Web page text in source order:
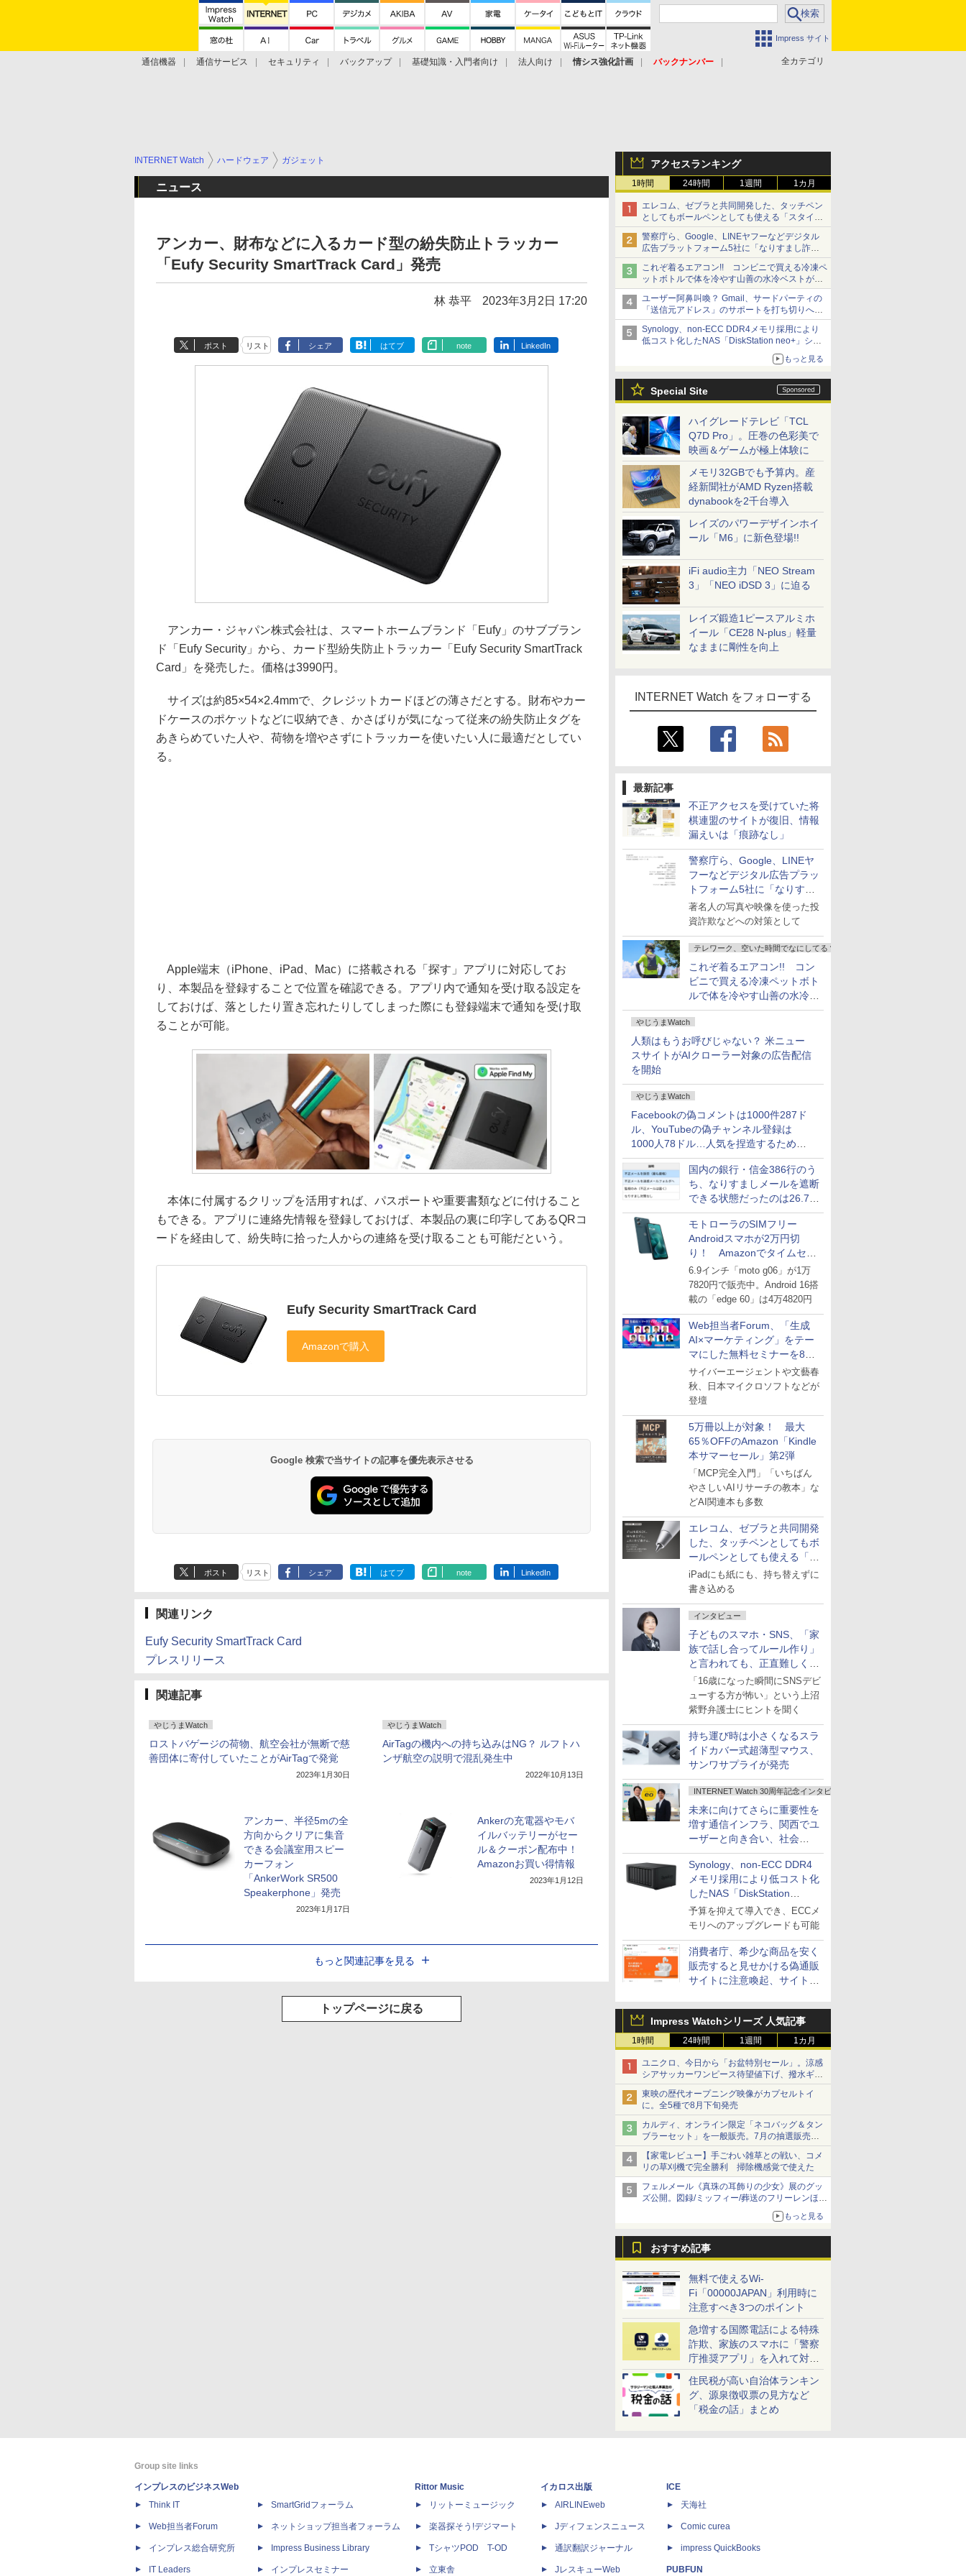
Impress サイト
全カテゴリ
通信機器 通信サービス セキュリティ バックアップ 基礎知識・入門者向け 法人向け 情シス強化計画
バックナンバー
アクセスランキング
1時間 24時間 1週間 1カ月
エレコム、ゼブラと共同開発した、タッチペン
としてもボールペンとしても使える「スタイラ
スツーウェイ」発売 iPadにも紙にも、持ち替
えずに書き込める
警察庁ら、Google、LINEヤフーなどデジタル
広告プラットフォーム5社に「なりすまし詐欺
広告」対策強化を要請 著名人の写真や映像を
使った投資詐欺などへの対策として
これぞ着るエアコン!! コンビニで買える冷凍ペ
ットボトルで体を冷やす山善の水冷ベストがロ
ードバイクにちょうどいい【ぼっち・ざ・ろー
ど！その14】【空いた時間でなにしてる？】
ユーザー阿鼻叫喚？ Gmail、サードパーティの
「送信元アドレス」のサポートを打ち切りへ
【やじうまWatch】
Synology、non-ECC DDR4メモリ採用により
低コスト化したNAS「DiskStation neo+」シリ
ーズ 予算を抑えて導入でき、ECCメモリへの
もっと見る
Special Site
ハイグレードテレビ「TCL
Q7D Pro」。圧巻の色彩美で
映画＆ゲームが極上体験に
メモリ32GBでも予算内。産
経新聞社がAMD Ryzen搭載
dynabookを2千台導入
レイズのパワーデザインホイ
ール「M6」に新色登場!!
iFi audio主力「NEO Stream
3」「NEO iDSD 3」に迫る
レイズ鍛造1ピースアルミホ
イール「CE28 N-plus」軽量
なままに剛性を向上
INTERNET Watch をフォローする
最新記事
不正アクセスを受けていた将
棋連盟のサイトが復旧、情報
漏えいは「痕跡なし」
警察庁ら、Google、LINEヤ
フーなどデジタル広告プラッ
トフォーム5社に「なりすま
し詐欺広告」対策強化を要請
著名人の写真や映像を使った投
資詐欺などへの対策として
テレワーク、空いた時間でなにしてる？
これぞ着るエアコン!! コン
ビニで買える冷凍ペットボト
ルで体を冷やす山善の水冷ベ
ストがロードバイクにちょう
どいい【ぼっち・ざ・ろー
ど！その14】
やじうまWatch
人類はもうお呼びじゃない？ 米ニュー
スサイトがAIクローラー対象の広告配信
を開始
やじうまWatch
Facebookの偽コメントは1000件287ド
ル、YouTubeの偽チャンネル登録は
1000人78ドル…人気を捏造するための
価格リストが公開中
国内の銀行・信金386行のう
ち、なりすましメールを遮断
できる状態だったのは26.7％
にとどまる～GMOブランド
セキュリティ調査
モトローラのSIMフリー
Androidスマホが2万円切
り！ Amazonでタイムセー
ル
6.9インチ「moto g06」が1万
7820円で販売中。Android 16搭
載の「edge 60」は4万4820円
Web担当者Forum、「生成
AI×マーケティング」をテー
マにした無料セミナーを8月
27日にオンライン開催
サイバーエージェントや文藝春
秋、日本マイクロソフトなどが
登壇
5万冊以上が対象！ 最大
65％OFFのAmazon「Kindle
本サマーセール」第2弾
「MCP完全入門」「いちばん
やさしいAIリサーチの教本」な
どAI関連本も多数
エレコム、ゼブラと共同開発
した、タッチペンとしてもボ
ールペンとしても使える「ス
タイラスツーウェイ」発売
iPadにも紙にも、持ち替えずに
書き込める
インタビュー
子どものスマホ・SNS、「家
族で話し合ってルール作り」
と言われても、正直難しくな
いですか？
「16歳になった瞬間にSNSデビ
ューする方が怖い」という上沼
紫野弁護士にヒントを聞く
持ち運び時は小さくなるスラ
イドカバー式超薄型マウス、
サンワサプライが発売
INTERNET Watch 30周年記念インタビュー
未来に向けてさらに重要性を
増す通信インフラ、関西でユ
ーザーと向き合い、社会
の“あたらしい”を起動し続け
る～オプテージ
Synology、non-ECC DDR4
メモリ採用により低コスト化
したNAS「DiskStation
neo+」シリーズ
予算を抑えて導入でき、ECCメ
モリへのアップグレードも可能
消費者庁、希少な商品を安く
販売すると見せかける偽通販
サイトに注意喚起、サイト名
Impress Watchシリーズ 人気記事
1時間 24時間 1週間 1カ月
ユニクロ、今日から「お盆特別セール」。涼感
シアサッカーワンピース待望値下げ、撥水ギア
ショーツは1990円に
東映の歴代オープニング映像がカプセルトイ
に。全5種で8月下旬発売
カルディ、オンライン限定「ネコバッグ＆タン
ブラーセット」を一般販売。7月の抽選販売の
当選無効分
【家電レビュー】手ごわい雑草との戦い、コメ
リの草刈機で完全勝利 掃除機感覚で使えた
フェルメール《真珠の耳飾りの少女》展のグッ
ズ公開。図録/ミッフィー/葬送のフリーレンほ
もっと見る
おすすめ記事
無料で使えるWi-
Fi「00000JAPAN」利用時に
注意すべき3つのポイント
急増する国際電話による特殊
詐欺、家族のスマホに「警察
庁推奨アプリ」を入れて対策
しよう！
住民税が高い自治体ランキン
グ、源泉徴収票の見方など
「税金の話」まとめ
INTERNET Watch ハードウェア ガジェット
ニュース
アンカー、財布などに入るカード型の紛失防止トラッカー
「Eufy Security SmartTrack Card」発売
林 恭平 2023年3月2日 17:20
ポスト リスト シェア はてブ note LinkedIn
アンカー・ジャパン株式会社は、スマートホームブランド「Eufy」のサブブラン
ド「Eufy Security」から、カード型紛失防止トラッカー「Eufy Security SmartTrack
Card」を発売した。価格は3990円。
サイズは約85×54×2.4mmで、クレジットカードほどの薄さだとする。財布やカー
ドケースのポケットなどに収納でき、かさばりが気になって従来の紛失防止タグを
あきらめていた人や、荷物を増やさずにトラッカーを使いたい人に最適だとしてい
る。
Apple端末（iPhone、iPad、Mac）に搭載される「探す」アプリに対応してお
り、本製品を登録することで位置を確認できる。アプリ内で通知を受け取る設定を
しておけば、落としたり置き忘れたりしてしまった際にも登録端末で通知を受け取
ることが可能。
本体に付属するクリップを活用すれば、パスポートや重要書類などに付けること
もできる。アプリに連絡先情報を登録しておけば、本製品の裏に印字してあるQRコ
ードを経由して、紛失時に拾った人からの連絡を受け取ることも可能だという。
Eufy Security SmartTrack Card
Google 検索で当サイトの記事を優先表示させる
ポスト リスト シェア はてブ note LinkedIn
関連リンク
Eufy Security SmartTrack Card
プレスリリース
関連記事
やじうまWatch
ロストバゲージの荷物、航空会社が無断で慈
善団体に寄付していたことがAirTagで発覚
2023年1月30日
やじうまWatch
AirTagの機内への持ち込みはNG？ ルフトハ
ンザ航空の説明で混乱発生中
2022年10月13日
アンカー、半径5mの全
方向からクリアに集音
できる会議室用スピー
カーフォン
「AnkerWork SR500
Speakerphone」発売
2023年1月17日
Ankerの充電器やモバ
イルバッテリーがセー
ル＆クーポン配布中！
Amazonお買い得情報
2023年1月12日
もっと関連記事を見る
トップページに戻る
Group site links
インプレスのビジネスWeb
Think IT
Web担当者Forum
インプレス総合研究所
IT Leaders
SmartGridフォーラム
ネットショップ担当者フォーラム
Impress Business Library
インプレスセミナー
Rittor Music
リットーミュージック
楽器探そう!デジマート
TシャツPOD T-OD
立東舎
イカロス出版
AIRLINEweb
Jディフェンスニュース
通訳翻訳ジャーナル
JレスキューWeb
ICE
天海社
Comic curea
impress QuickBooks
PUBFUN